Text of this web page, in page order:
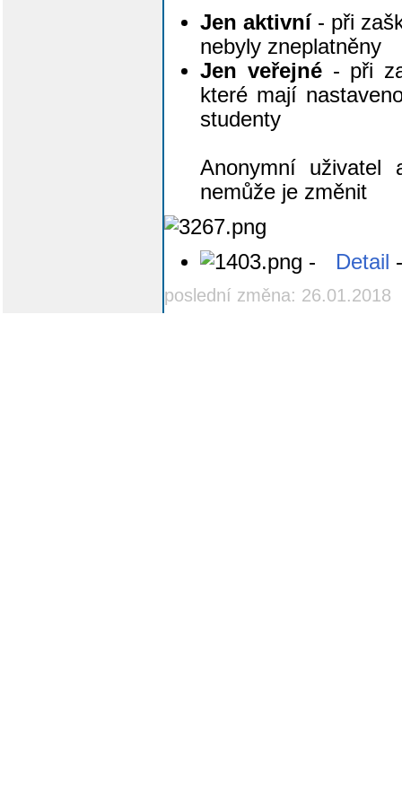
Jen aktivní- při
nebyly zneplatněny
Jen veřejné- při
které mají
studenty
Anonymní uživatel
nemůže je změnit
- Detail
poslední změna: 26.01.2018